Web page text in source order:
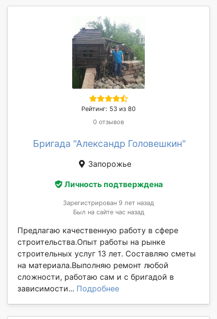
Рейтинг: 53 из 80
0 отзывов
Бригада "Александр Головешкин"
Запорожье
Личность подтверждена
Зарегистрирован 9 лет назад
Был на сайте час назад
Предлагаю качественную работу в сфере
строительства.Опыт работы на рынке
строительных услуг 13 лет. Составляю сметы
на материала.Выполняю ремонт любой
сложности, работаю сам и с бригадой в
зависимости... Подробнее